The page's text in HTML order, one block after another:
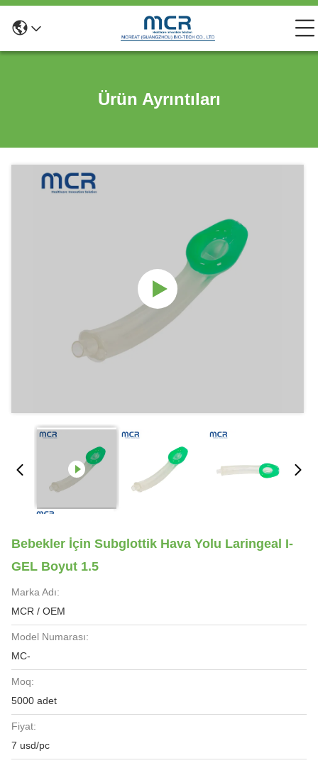
Ürün Ayrıntıları
Bebekler İçin Subglottik Hava Yolu Laringeal I-
GEL Boyut 1.5
Marka Adı:
MCR / OEM
Model Numarası:
MC-
Moq:
5000 adet
Fiyat:
7 usd/pc